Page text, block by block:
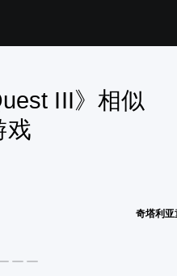
III》相似
戏
奇塔利亚